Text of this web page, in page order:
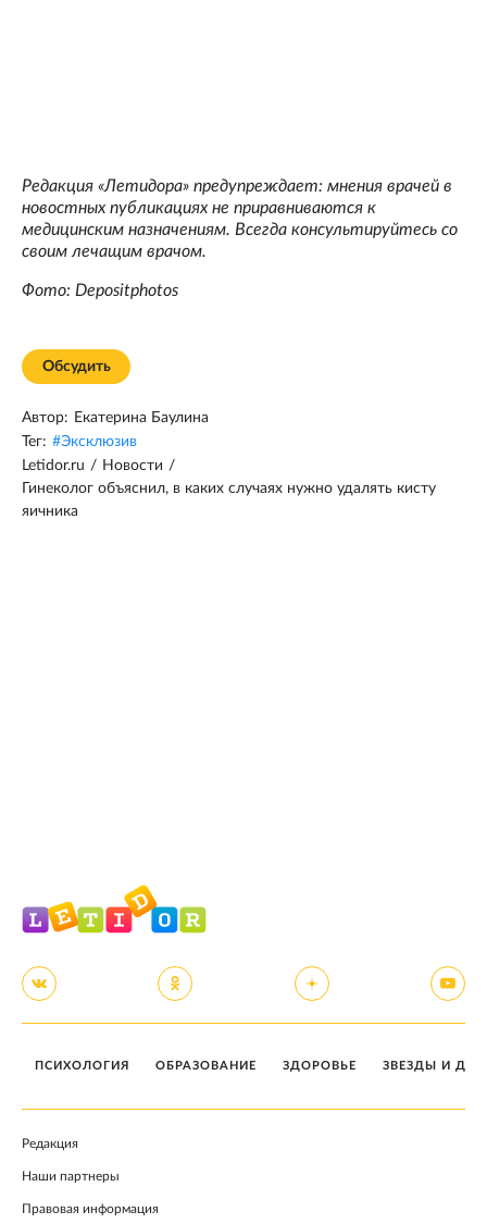
Редакция «Летидора» предупреждает: мнения врачей в
новостных публикациях не приравниваются к
медицинским назначениям. Всегда консультируйтесь со
своим лечащим врачом.
Фото: Depositphotos
Обсудить
Автор: Екатерина Баулина
Тег: #Эксклюзив
Letidor.ru / Новости /
Гинеколог объяснил, в каких случаях нужно удалять кисту
яичника
ПСИХОЛОГИЯ ОБРАЗОВАНИЕ ЗДОРОВЬЕ ЗВЕЗДЫ И
Редакция
Наши партнеры
Правовая информация